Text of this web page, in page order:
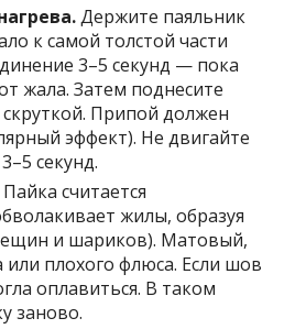
Держите паяльник
к самой толстой части
3–5 секунд — пока
жала. Затем поднесите
Припой должен
эффект). Не двигайте
секунд.
Пайка считается
жилы, образуя
и шариков). Матовый,
плохого флюса. Если шов
оплавиться. В таком
заново.